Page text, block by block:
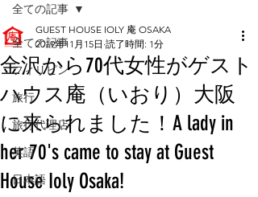
全ての記事
フィリピン
旅行
旅行代理店
英語
日本語
全ての記事
金沢から70代女性がゲスト
ハウス庵（いおり）大阪
に来られました！A lady in
her 70's came to stay at Guest
House Ioly Osaka!
GUEST HOUSE IOLY 庵 OSAKA
2019年11月15日 読了時間: 1分